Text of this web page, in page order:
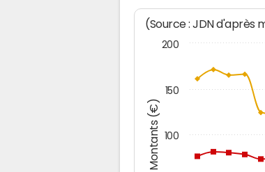
Montants (€)
(Source : JDN d'après
100
150
200